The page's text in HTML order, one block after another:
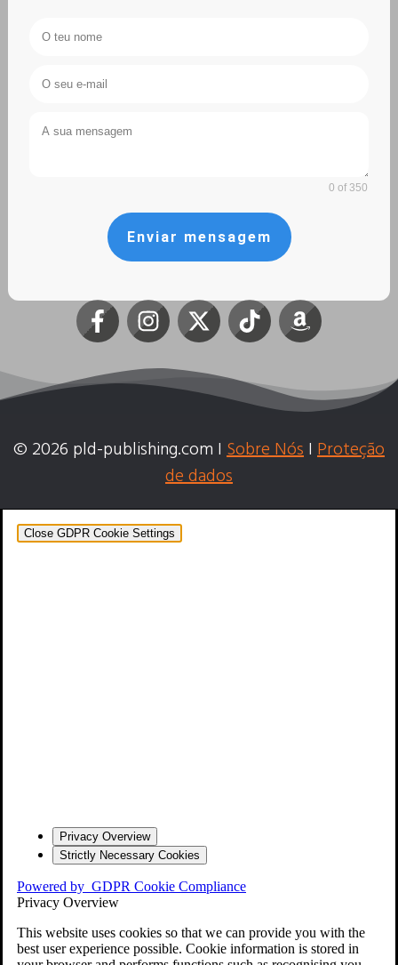
0 of 350
Enviar mensagem
© 2026 pld-publishing.com I Sobre NósI Proteção
de dados
Close GDPR Cookie Settings
Privacy Overview
Strictly Necessary Cookies
Powered by GDPR Cookie Compliance
Privacy Overview
This website uses cookies so that we can provide you with the
best user experience possible. Cookie information is stored in